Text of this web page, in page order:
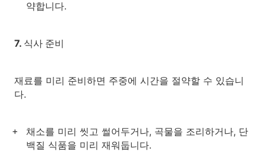
약합니다.
7. 식사 준비
재료를 미리 준비하면 주중에 시간을 절약할 수 있습니
다.
채소를 미리 씻고 썰어두거나, 곡물을 조리하거나, 단
백질 식품을 미리 재워둡니다.